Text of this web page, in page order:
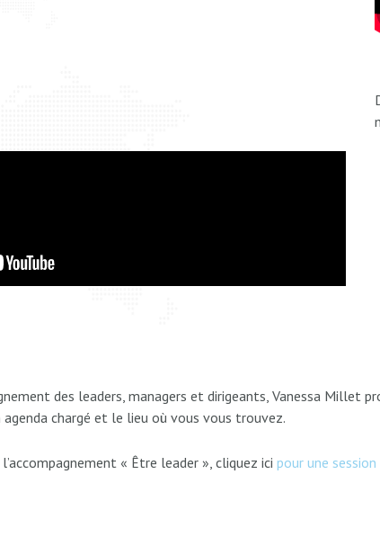
des leaders, managers et dirigeants, Vanessa
chargé et le lieu où vous vous trouvez.
« Être leader », cliquez ici pour une